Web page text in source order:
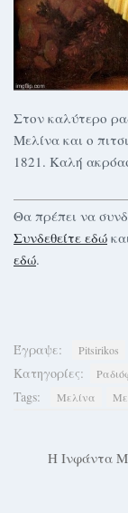
Στον καλύτερο
Μελίνα και ο
1821. Καλή
Θα πρέπει να
Συνδεθείτε εδώ
εδώ.
Έγραψε: Pitsirikos
Κατηγορίες:
Tags: Μελίνα
Η Ινφάντα